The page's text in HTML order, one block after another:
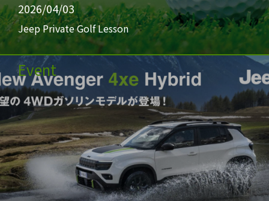
2026/04/03
Jeep Private Golf Lesson
Event